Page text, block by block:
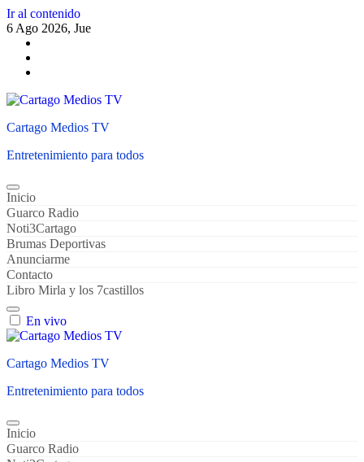
Ir al contenido
6 Ago 2026, Jue
Cartago Medios TV
Entretenimiento para todos
Inicio
Guarco Radio
Noti3Cartago
Brumas Deportivas
Anunciarme
Contacto
Libro Mirla y los 7castillos
En vivo
Cartago Medios TV
Entretenimiento para todos
Inicio
Guarco Radio